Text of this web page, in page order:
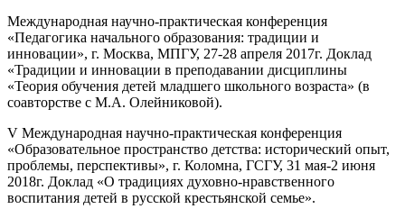
Международная научно-практическая конференция
«Педагогика начального образования: традиции и
инновации», г. Москва, МПГУ, 27-28 апреля 2017г. Доклад
«Традиции и инновации в преподавании дисциплины
«Теория обучения детей младшего школьного возраста» (в
соавторстве с М.А. Олейниковой).
V Международная научно-практическая конференция
«Образовательное пространство детства: исторический опыт,
проблемы, перспективы», г. Коломна, ГСГУ, 31 мая-2 июня
2018г. Доклад «О традициях духовно-нравственного
воспитания детей в русской крестьянской семье».